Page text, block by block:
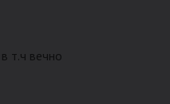
т.ч вечно